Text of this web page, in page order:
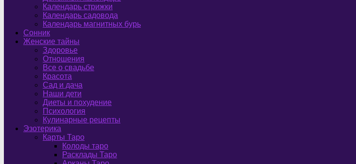
Календарь стрижки
Календарь садовода
Календарь магнитных бурь
Сонник
Женские тайны
Здоровье
Отношения
Все о свадьбе
Красота
Сад и дача
Наши дети
Диеты и похудение
Психология
Кулинарные рецепты
Эзотерика
Карты Таро
Колоды таро
Расклады Таро